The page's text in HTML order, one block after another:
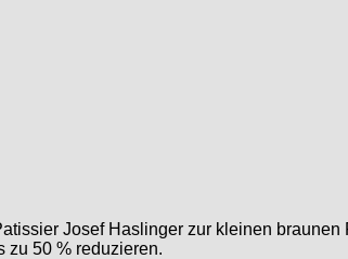
Josef Haslinger zur kleinen
zu 50 % reduzieren.